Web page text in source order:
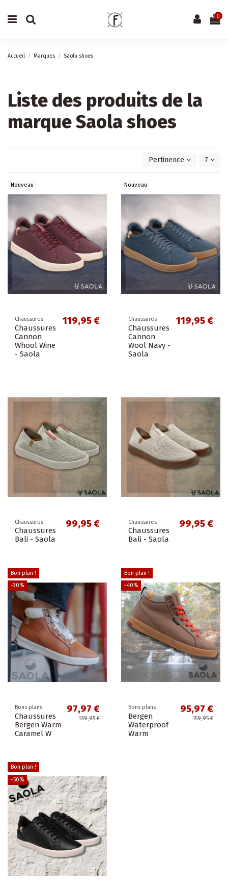
0
Accueil Marques Saola shoes
Liste des produits de la
marque Saola shoes
Pertinence 7
Nouveau
Chaussures
Chaussures
Cannon
Whool Wine
- Saola
119,95 €
Nouveau
Chaussures
Chaussures
Cannon
Wool Navy -
Saola
119,95 €
Chaussures
Chaussures
Bali - Saola
99,95 € Chaussures
Chaussures
Bali - Saola
99,95 €
Bon plan !
-30%
Bons plans
Chaussures
Bergen Warm
Caramel W
97,97 €
139,95 €
Bon plan !
-40%
Bons plans
Bergen
Waterproof
Warm
95,97 €
159,95 €
Bon plan !
-50%